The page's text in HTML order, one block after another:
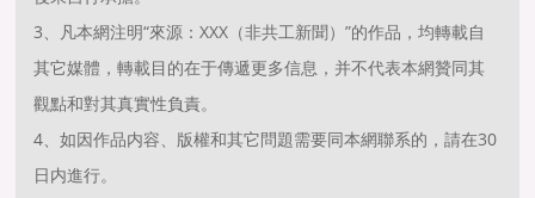
3、凡本網注明“來源：XXX（非共工新聞）”的作品，均轉載自
其它媒體，轉載目的在于傳遞更多信息，并不代表本網贊同其
觀點和對其真實性負責。
4、如因作品内容、版權和其它問題需要同本網聯系的，請在30
日内進行。